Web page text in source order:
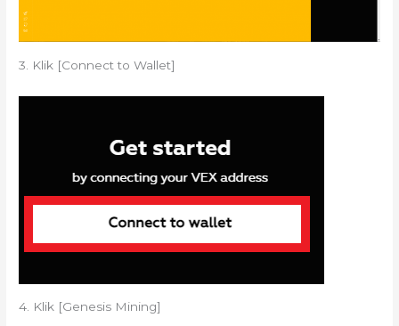
3. Klik [Connect to Wallet]
4. Klik [Genesis Mining]